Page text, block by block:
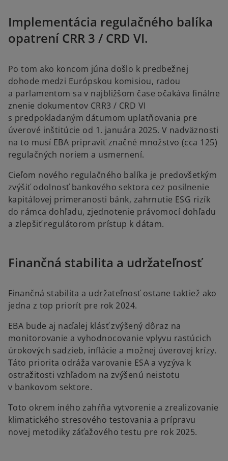
Implementácia regulačného balíka
opatrení CRR 3 / CRD VI.
Po tom ako koncom júna došlo k predbežnej
dohode medzi Európskou komisiou, radou
a parlamentom sa v najbližšom čase očakáva finálne
znenie dokumentov CRR3 / CRD VI
s predpokladaným dátumom uplatňovania pre
úverové inštitúcie od 1. januára 2025. V nadväznosti
na to musí EBA pripraviť značné množstvo (cca 125)
regulačných noriem a usmernení.
Cieľom nového regulačného balíka je predovšetkým
zvýšiť odolnosť bankového sektora cez posilnenie
kapitálovej primeranosti bánk, zahrnutie ESG rizík
do rámca dohľadu, zjednotenie právomocí dohľadu
a zlepšiť regulátorom prístup k dátam.
Finančná stabilita a udržateľnosť
Finančná stabilita a udržateľnosť ostane taktiež ako
jedna z top priorít pre rok 2024.
EBA bude aj naďalej klásť zvýšený dôraz na
monitorovanie a vyhodnocovanie vplyvu rastúcich
úrokových sadzieb, inflácie a možnej úverovej krízy.
Táto priorita odráža varovanie ESA a vyzýva k
ostražitosti vzhľadom na zvýšenú neistotu
v bankovom sektore.
Toto okrem iného zahŕňa vytvorenie a zrealizovanie
klimatického stresového testovania a prípravu
novej metodiky záťažového testu pre rok 2025.